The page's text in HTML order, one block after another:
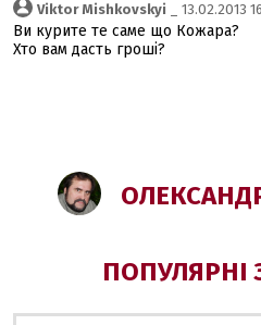
Viktor Mishkovskyi _ 13.02.2013
Ви курите те саме що Кожара?
Хто вам дасть гроші?
ПОПУЛЯРНІ